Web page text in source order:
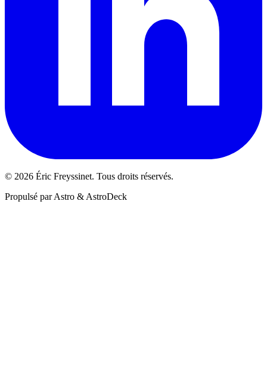
© 2026 Éric Freyssinet. Tous droits réservés.
Propulsé par Astro & AstroDeck